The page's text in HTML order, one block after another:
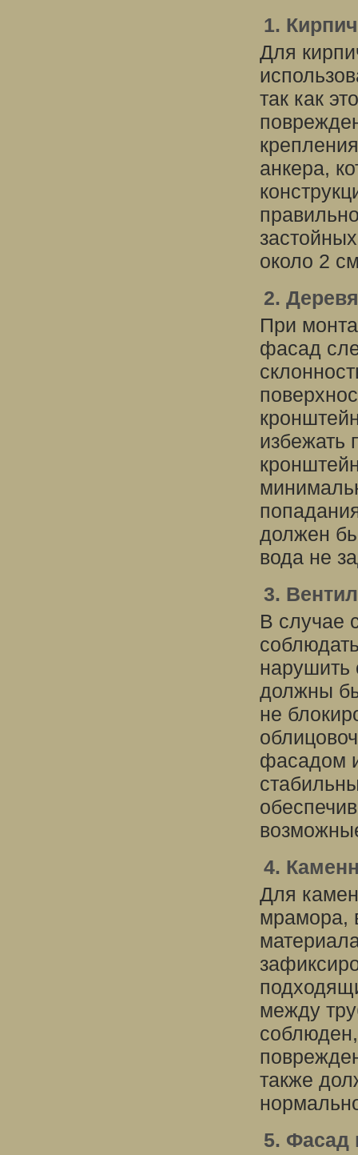
1.
Для
так как
анкера,
около 2
2.
При
фасад
избежать
должен
вода не
3.
В случае
нарушить
должны
не
фасадом
4.
Для
мрамора,
между
также
5. Фасад